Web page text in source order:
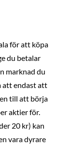
för att köpa
du betalar
marknad du
att endast att
till att börja
aktier för.
20 kr) kan
vara dyrare